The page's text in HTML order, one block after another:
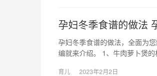
孕妇冬季食谱的做法
孕妇冬季食谱的做法，全面为
编就来介绍。 1、牛肉萝卜煲
育儿 2023年2月2日